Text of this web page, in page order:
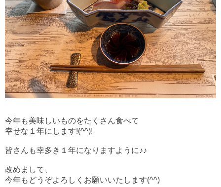
今年も美味しいものをたくさん食べて
幸せな１年にします!(^^)!
皆さんも幸多き１年になりますように♪♪
改めまして、
今年もどうぞよろしくお願いいたします(^^)